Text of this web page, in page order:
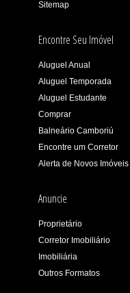
Sitemap
Encontre Seu Imóvel
Aluguel Anual
Aluguel Temporada
Aluguel Estudante
Comprar
Balneário Camboriú
Encontre um Corretor
Alerta de Novos Imóveis
Anuncie
Proprietário
Corretor Imobiliário
Imobiliária
Outros Formatos